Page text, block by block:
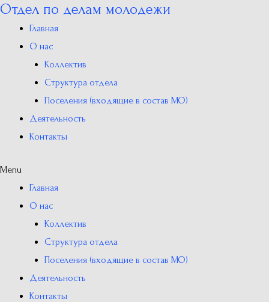
Перейти
содержимому
Отдел по делам молодежи
Главная
О нас
Коллектив
Структура отдела
Поселения (входящие в состав МО)
Деятельность
Контакты
Menu
Главная
О нас
Коллектив
Структура отдела
Поселения (входящие в состав МО)
Деятельность
Контакты